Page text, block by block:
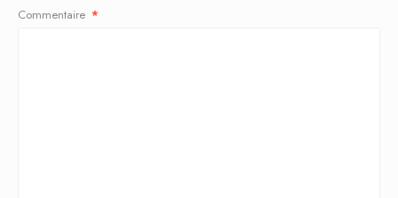
Commentaire *